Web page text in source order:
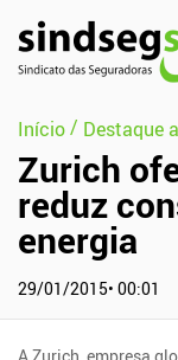
Pular Navegação (s)
Início/ Destaque
Zurich
reduz
energia
29/01/2015• 00:01